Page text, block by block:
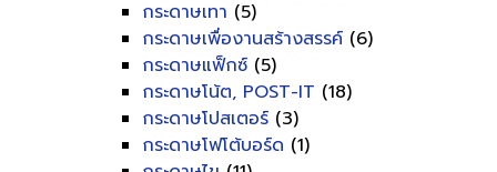
กระดาษเทา (5)
กระดาษเพื่องานสร้างสรรค์ (6)
กระดาษแฟ็กซ์ (5)
กระดาษโน้ต, POST-IT (18)
กระดาษโปสเตอร์ (3)
กระดาษโฟโต้บอร์ด (1)